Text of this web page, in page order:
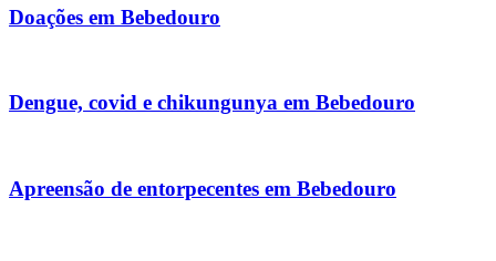
Doações em Bebedouro
Dengue, covid e chikungunya em Bebedouro
Apreensão de entorpecentes em Bebedouro